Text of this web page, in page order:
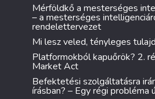
Mérföldkő a mesterséges
– a mesterséges
rendelettervezet
Mi lesz veled, tényleges
Platformokból kapuőrök? 2.
Market Act
Befektetési szolgáltatásra
írásban? – Egy régi probléma